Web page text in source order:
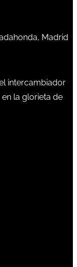
Madrid
intercambiador
la glorieta de